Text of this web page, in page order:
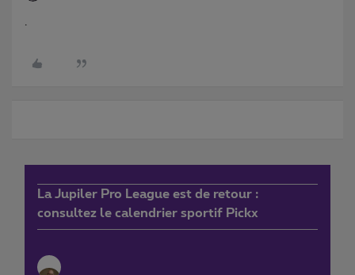
.
La Jupiler Pro League est de retour :
consultez le calendrier sportif Pickx